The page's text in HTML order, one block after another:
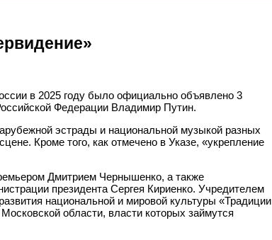
в 2025 году было официально объявлено 3
Федерации Владимир Путин.
эстрады и национальной музыкой разных
Кроме того, как отмечено в Указе, «укрепление
Дмитрием Чернышенко, а также
президента Сергея Кириенко. Учредителем
национальной и мировой культуры «Традиции
области, власти которых займутся